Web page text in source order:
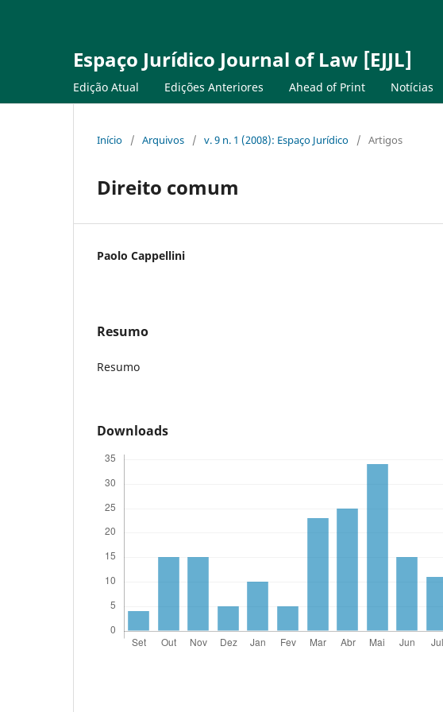
Espaço Jurídico Journal of Law [EJJL]
Edição Atual Edições Anteriores Ahead of Print Notícias
Início / Arquivos / v. 9 n. 1 (2008): Espaço Jurídico / Artigos
Direito comum
Paolo Cappellini
Resumo
Resumo
Downloads